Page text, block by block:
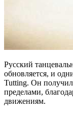
Русский
обновляется, и
Tutting. Он
пределами,
движениям.